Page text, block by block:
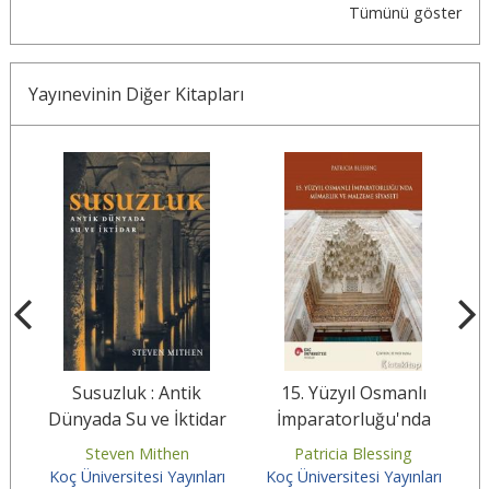
Tümünü göster
Yayınevinin Diğer Kitapları
Susuzluk : Antik
Dünyada Su ve İktidar
Steven Mithen
Koç Üniversitesi Yayınları
15. Yüzyıl Osmanlı
İmparatorluğu'nda
Mimarlık ve Malzeme
Siyaseti
Patricia Blessing
Koç Üniversitesi Yayınları